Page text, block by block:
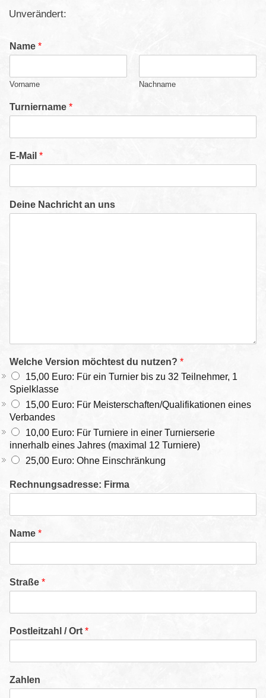
Unverändert:
Name *
Vorname Nachname
Turniername *
E-Mail *
Deine Nachricht an uns
Welche Version möchtest du nutzen? *
15,00 Euro: Für ein Turnier bis zu 32 Teilnehmer, 1
Spielklasse
15,00 Euro: Für Meisterschaften/Qualifikationen eines
Verbandes
10,00 Euro: Für Turniere in einer Turnierserie
innerhalb eines Jahres (maximal 12 Turniere)
25,00 Euro: Ohne Einschränkung
Rechnungsadresse: Firma
Name *
Straße *
Postleitzahl / Ort *
Zahlen